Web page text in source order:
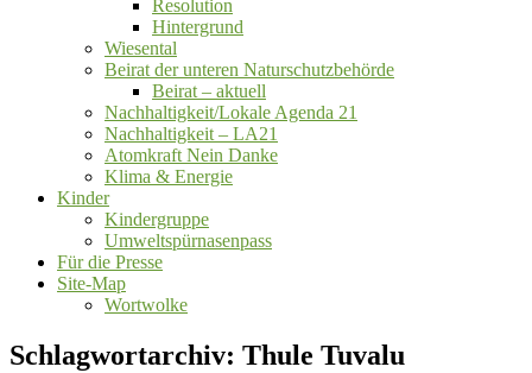
Resolution
Hintergrund
Wiesental
Beirat der unteren Naturschutzbehörde
Beirat ‒ aktuell
Nachhaltigkeit/Lokale Agenda 21
Nachhaltigkeit – LA21
Atomkraft Nein Danke
Klima & Energie
Kinder
Kindergruppe
Umweltspürnasenpass
Für die Presse
Site-Map
Wortwolke
Schlagwortarchiv: Thule Tuvalu